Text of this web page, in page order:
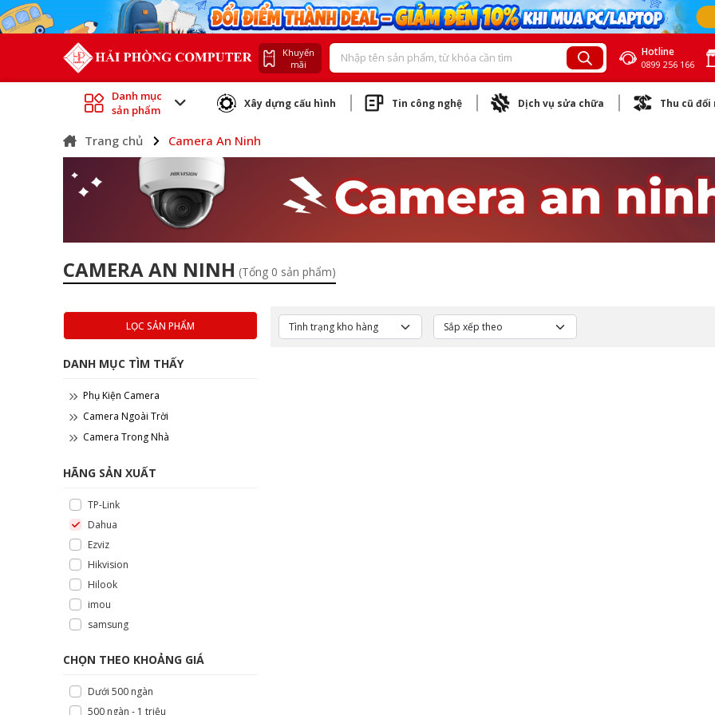
Khuyến
mãi
Hotline
0899 256 166
Danh mục
sản phẩm
Xây dựng cấu hình Tin công nghệ Dịch vụ sửa chữa Thu cũ đổi
Trang chủ Camera An Ninh
CAMERA AN NINH (Tổng 0 sản phẩm)
LỌC SẢN PHẨM
DANH MỤC TÌM THẤY
Phụ Kiện Camera
Camera Ngoài Trời
Camera Trong Nhà
HÃNG SẢN XUẤT
TP-Link
Dahua
Ezviz
Hikvision
Hilook
imou
samsung
CHỌN THEO KHOẢNG GIÁ
Dưới 500 ngàn
500 ngàn - 1 triệu